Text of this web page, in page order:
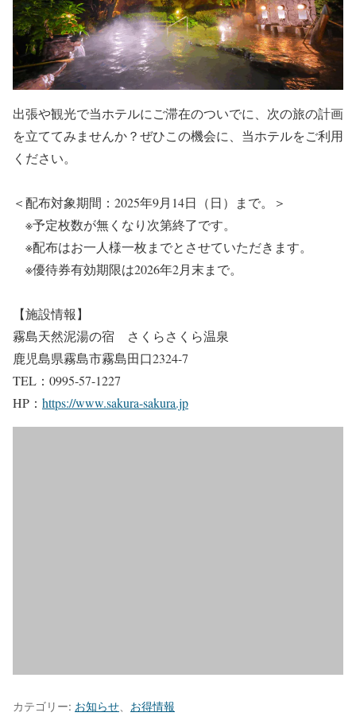
出張や観光で当ホテルにご滞在のついでに、次の旅の計画
を立ててみませんか？ぜひこの機会に、当ホテルをご利用
ください。
＜配布対象期間：2025年9月14日（日）まで。＞
※予定枚数が無くなり次第終了です。
※配布はお一人様一枚までとさせていただきます。
※優待券有効期限は2026年2月末まで。
【施設情報】
霧島天然泥湯の宿 さくらさくら温泉
鹿児島県霧島市霧島田口2324-7
TEL：0995-57-1227
HP： https://www.sakura-sakura.jp
カテゴリー: お知らせ お得情報